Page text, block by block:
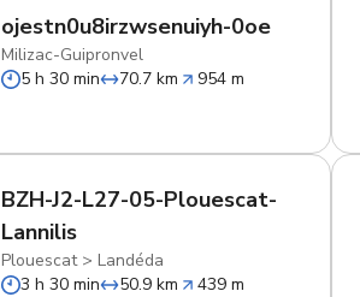
ojestn0u8irzwsenuiyh-0oe
Milizac-Guipronvel
5 h 30 min
70.7 km 954 m
BZH-J2-L27-05-Plouescat-
Lannilis
Plouescat>Landéda
3 h 30 min
50.9 km 439 m